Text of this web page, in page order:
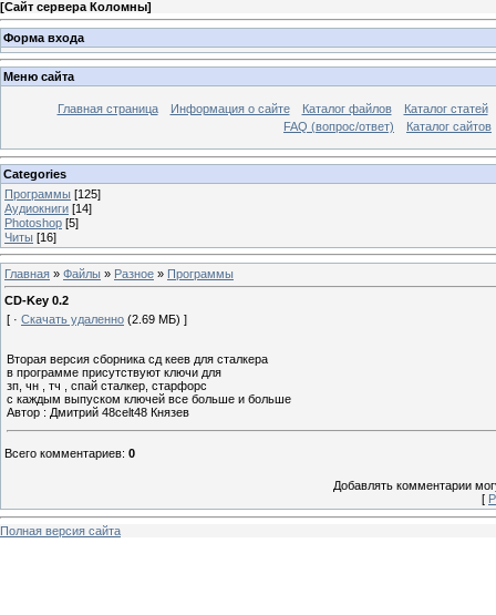
[Сайт сервера Коломны]
Форма входа
Меню сайта
Главная страница Информация о сайте Каталог файлов
Каталог статей
FAQ (вопрос/ответ)
Каталог сайтов
Categories
Программы [125]
Аудиокниги [14]
Photoshop [5]
Читы [16]
Главная » Файлы » Разное » Программы
СD-Key 0.2
[ · Скачать удаленно (2.69 МБ) ]
Вторая версия сборника сд кеев для сталкера
в программе присутствуют ключи для
зп, чн , тч , спай сталкер, старфорс
с каждым выпуском ключей все больше и больше
Автор : Дмитрий 48celt48 Князев
Всего комментариев: 0
Добавлять комментарии
[
Полная версия сайта